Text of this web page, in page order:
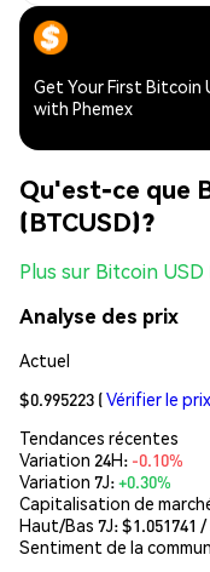
Get Your First Bitcoin
with Phemex
Qu'est-ce que
(BTCUSD)?
Plus sur Bitcoin USD
Analyse des prix
Actuel
$0.995223 (Vérifier le
Tendances récentes
Variation 24H: -0.10%
Variation 7J:+0.30%
Capitalisation de
Haut/Bas 7J: $1.051741 /
Sentiment de la